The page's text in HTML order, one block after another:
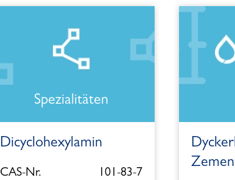
Spezialitäten
Dicyclohexylamin
CAS-Nr.
101-83-7